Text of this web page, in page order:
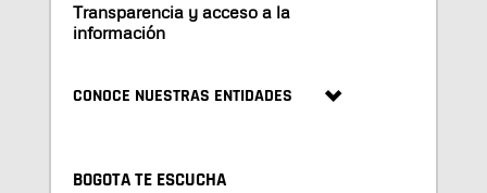
Transparencia y acceso a la
información
CONOCE NUESTRAS ENTIDADES
BOGOTA TE ESCUCHA